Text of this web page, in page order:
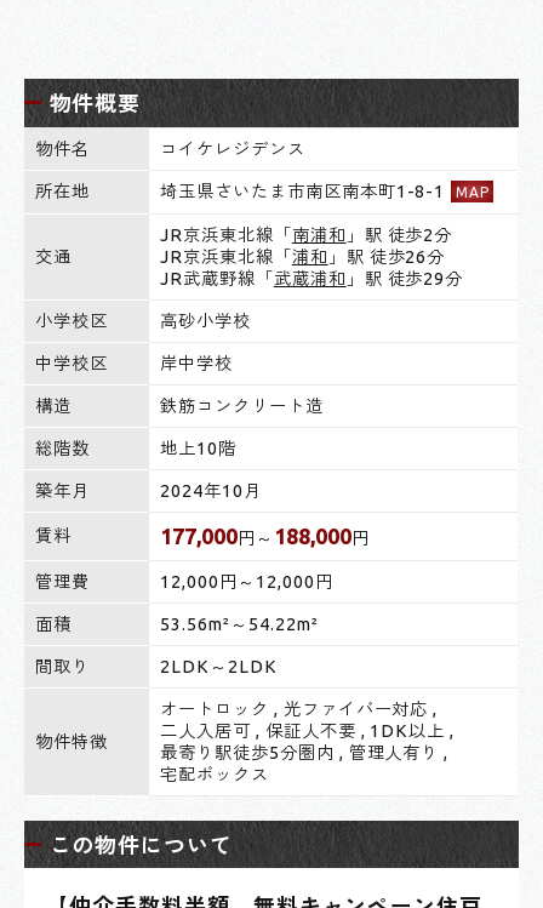
物件概要
物件名 コイケレジデンス
所在地 埼玉県さいたま市南区南本町1-8-1 MAP
交通
JR京浜東北線「南浦和 」駅 徒歩2分
JR京浜東北線「浦和 」駅 徒歩26分
JR武蔵野線「武蔵浦和 」駅 徒歩29分
小学校区 高砂小学校
中学校区 岸中学校
構造 鉄筋コンクリート造
総階数 地上10階
築年月 2024年10月
賃料 177,000円～ 188,000円
管理費 12,000円～12,000円
面積 53.56m²～54.22m²
間取り 2LDK～2LDK
物件特徴
オートロック , 光ファイバー対応 ,
二人入居可 , 保証人不要 , 1DK以上 ,
最寄り駅徒歩5分圏内 , 管理人有り ,
宅配ボックス
この物件について